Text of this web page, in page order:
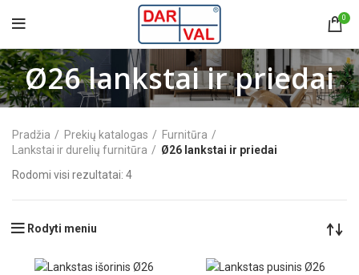
0
Ø26 lankstai ir priedai
Pradžia Prekių katalogas
Furnitūra
Lankstai ir durelių furnitūra
Ø26 lankstai ir priedai
Rodomi visi rezultatai: 4
Rodyti meniu